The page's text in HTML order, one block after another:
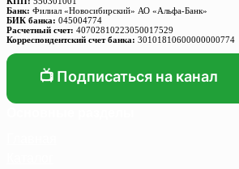
Банк: Филиал «Новосибирский» АО «Альфа-Банк»
БИК банка: 045004774
Расчетный счет: 40702810223050017529
Корреспондентский счет банка: 30101810600000000774
📺 Подписаться на канал